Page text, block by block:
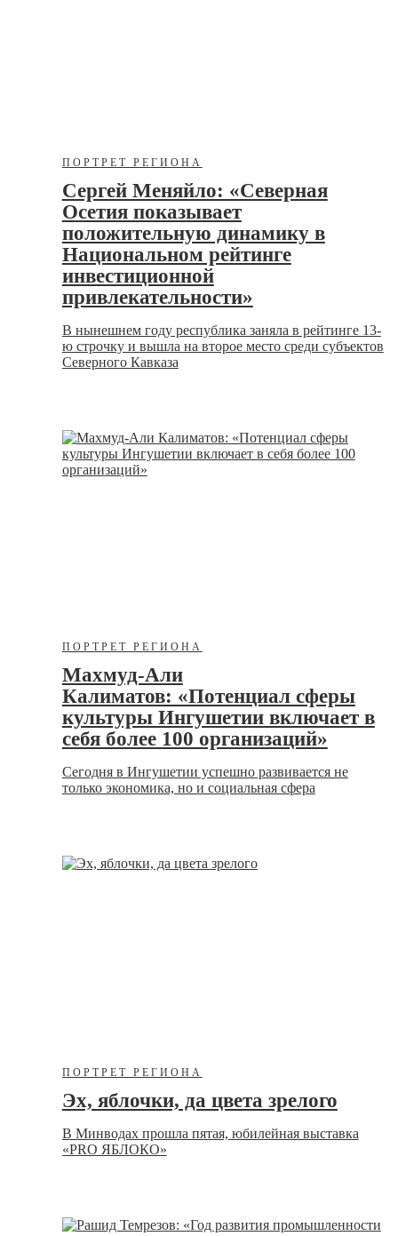
ПОРТРЕТ РЕГИОНА
Сергей Меняйло: «Северная
Осетия показывает
положительную динамику в
Национальном рейтинге
инвестиционной
привлекательности»
В нынешнем году республика заняла в рейтинге 13-
ю строчку и вышла на второе место среди субъектов
Северного Кавказа
ПОРТРЕТ РЕГИОНА
Махмуд-Али
Калиматов: «Потенциал сферы
культуры Ингушетии включает в
себя более 100 организаций»
Сегодня в Ингушетии успешно развивается не
только экономика, но и социальная сфера
ПОРТРЕТ РЕГИОНА
Эх, яблочки, да цвета зрелого
В Минводах прошла пятая, юбилейная выставка
«PRO ЯБЛОКО»